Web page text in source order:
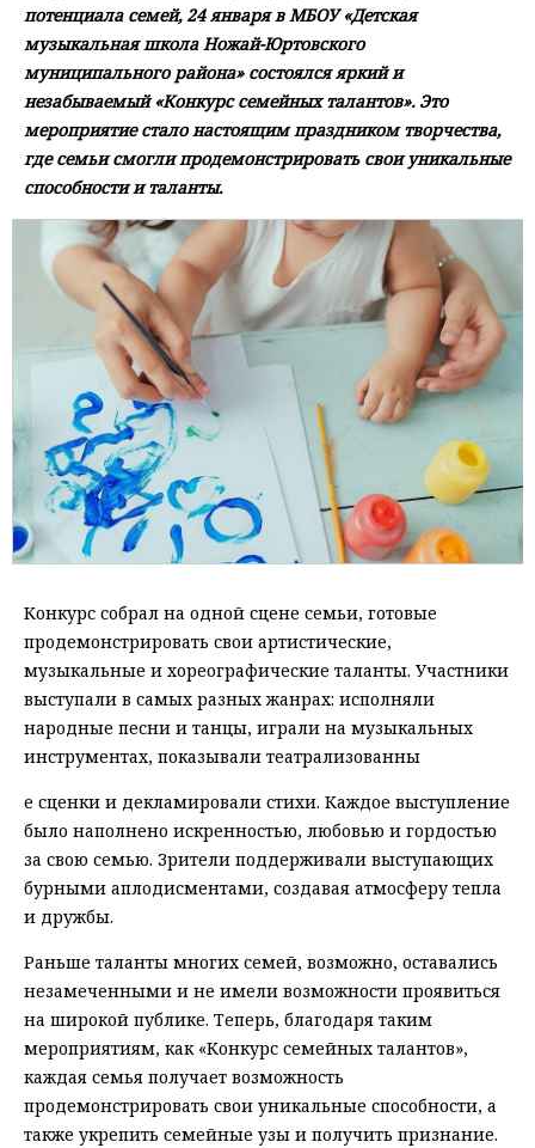
потенциала семей, 24 января в МБОУ «Детская
музыкальная школа Ножай-Юртовского
муниципального района» состоялся яркий и
незабываемый «Конкурс семейных талантов». Это
мероприятие стало настоящим праздником творчества,
где семьи смогли продемонстрировать свои уникальные
способности и таланты.
Конкурс собрал на одной сцене семьи, готовые
продемонстрировать свои артистические,
музыкальные и хореографические таланты. Участники
выступали в самых разных жанрах: исполняли
народные песни и танцы, играли на музыкальных
инструментах, показывали театрализованны
е сценки и декламировали стихи. Каждое выступление
было наполнено искренностью, любовью и гордостью
за свою семью. Зрители поддерживали выступающих
бурными аплодисментами, создавая атмосферу тепла
и дружбы.
Раньше таланты многих семей, возможно, оставались
незамеченными и не имели возможности проявиться
на широкой публике. Теперь, благодаря таким
мероприятиям, как «Конкурс семейных талантов»,
каждая семья получает возможность
продемонстрировать свои уникальные способности, а
также укрепить семейные узы и получить признание.